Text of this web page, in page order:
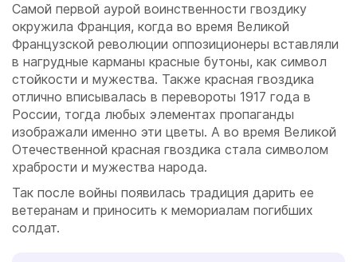
Самой первой аурой воинственности гвоздику
окружила Франция, когда во время Великой
Французской революции оппозиционеры вставляли
в нагрудные карманы красные бутоны, как символ
стойкости и мужества. Также красная гвоздика
отлично вписывалась в перевороты 1917 года в
России, тогда любых элементах пропаганды
изображали именно эти цветы. А во время Великой
Отечественной красная гвоздика стала символом
храбрости и мужества народа.
Так после войны появилась традиция дарить ее
ветеранам и приносить к мемориалам погибших
солдат.